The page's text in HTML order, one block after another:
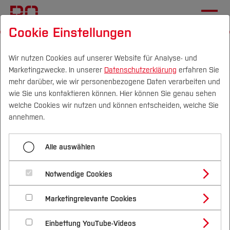
Campus Personen DE|EN Quicklinks
Studium
Studienangebote
Bachelorstudiengänge
Masterstudiengänge
Vor dem Studium
Bewerben & Einschreiben
Bewerbungsportal
Im Studium
Studienbüros und Prüfungen
Nach dem Studium
Forschung & Transfer
Profil
Forschungs- und Transferprofil
Schwerpunkte (FuT)
Beratung & Förderung
Nachhaltigkeit
Nachhaltigkeit studieren
International
Mechatronik und Maschinenbau
Team Team
M.Sc. Sebastian Priebe
M. Sc. Geophysik
Wissenschaftlicher Mitarbeiter in der AG Mueller
am Institut für Mechanik der Hochschule Bochum
Institut für Mechanik
Betreute Lehrveranstaltungen:
Cookie Einstellungen
Wir nutzen Cookies auf unserer Website für Analyse- und
Marketingzwecke. In unserer Datenschutzerklärung erfahren Sie
mehr darüber, wie wir personenbezogene Daten verarbeiten und
wie Sie uns kontaktieren können. Hier können Sie genau sehen
welche Cookies wir nutzen und können entscheiden, welche Sie
annehmen.
Alle auswählen
Notwendige Cookies
Marketingrelevante Cookies
Einbettung YouTube-Videos